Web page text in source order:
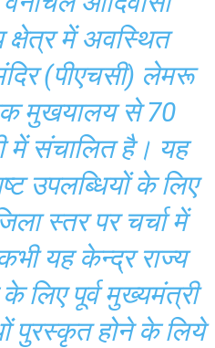
क्षेत्र में अवस्थित
(पीएचसी) लेमरू
मुखयालय से 70
में संचालित है। यह
उपलब्धियों के लिए
स्तर पर चर्चा में
यह केन्द्र राज्य
लिए पूर्व मुख्यमंत्री
पुरस्कृत होने के लिये